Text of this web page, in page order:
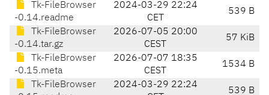
Tk-FileBrowser
-0.14.readme
2024-03-29 22:24
CET
539 B
Tk-FileBrowser
-0.14.tar.gz
2026-07-05 20:00
CEST
57 KiB
Tk-FileBrowser
-0.15.meta
2026-07-07 18:35
CEST
1534 B
Tk-FileBrowser
2024-03-29 22:24
539 B